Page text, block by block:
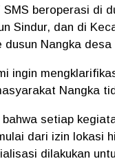
beroperasi di
Sindur, dan di
dusun Nangka desa
ingin
Nangka
setiap
dari izin lokasi
dilakukan